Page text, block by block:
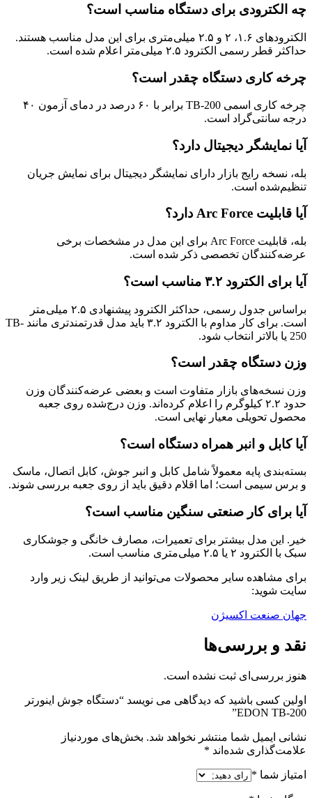
چه الکترودی برای دستگاه مناسب است؟
الکترودهای ۱.۶، ۲ و ۲.۵ میلی‌متری برای این مدل مناسب هستند.
حداکثر قطر رسمی الکترود ۲.۵ میلی‌متر اعلام شده است.
چرخه کاری دستگاه چقدر است؟
چرخه کاری اسمی TB-200 برابر با ۶۰ درصد در دمای آزمون ۴۰
درجه سانتی‌گراد است.
آیا نمایشگر دیجیتال دارد؟
بله، نسخه رایج بازار دارای نمایشگر دیجیتال برای نمایش جریان
تنظیم‌شده است.
آیا قابلیت Arc Force دارد؟
بله، قابلیت Arc Force برای این مدل در مشخصات برخی
عرضه‌کنندگان تخصصی ذکر شده است.
آیا برای الکترود ۳.۲ مناسب است؟
براساس جدول رسمی، حداکثر الکترود پیشنهادی ۲.۵ میلی‌متر
است. برای کار مداوم با الکترود ۳.۲ باید مدل قدرتمندتری مانند TB-
250 یا بالاتر انتخاب شود.
وزن دستگاه چقدر است؟
وزن نسخه‌های بازار متفاوت است و بعضی عرضه‌کنندگان وزن
حدود ۲.۲ کیلوگرم را اعلام کرده‌اند. وزن درج‌شده روی جعبه
محصول تحویلی معیار نهایی است.
آیا کابل و انبر همراه دستگاه است؟
بسته‌بندی پایه معمولاً شامل کابل و انبر جوش، کابل اتصال، ماسک
و برس سیمی است؛ اما اقلام دقیق باید از روی جعبه بررسی شوند.
آیا برای کار صنعتی سنگین مناسب است؟
خیر. این مدل بیشتر برای تعمیرات، مصارف خانگی و جوشکاری
سبک با الکترود ۲ یا ۲.۵ میلی‌متری مناسب است.
برای مشاهده سایر محصولات می‌توانید از طریق لینک زیر وارد
سایت شوید:
جها‌ن صنعت اکسیژن
نقد و بررسی‌ها
هنوز بررسی‌ای ثبت نشده است.
اولین کسی باشید که دیدگاهی می نویسد “دستگاه جوش اینورتر
EDON TB-200”
نشانی ایمیل شما منتشر نخواهد شد. بخش‌های موردنیاز
علامت‌گذاری شده‌اند *
امتیاز شما *